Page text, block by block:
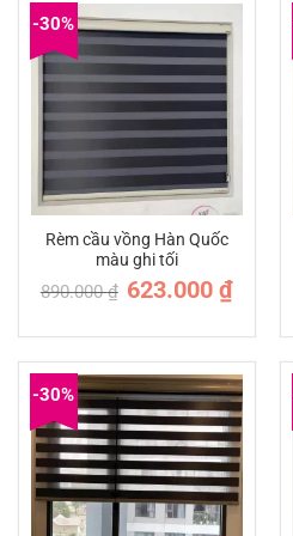
-30%
Rèm cầu vồng Hàn Quốc
màu ghi tối
890.000₫ Giá
gốc
623.000₫Giá
-30%